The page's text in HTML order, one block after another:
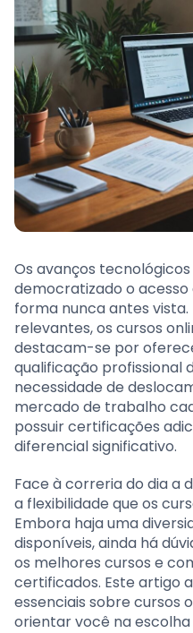
Os avanços
democratizado o
forma nunca antes vista.
relevantes, os cursos
destacam-se por
qualificação profissional
necessidade de
mercado de trabalho
possuir certificações
diferencial significativo.
Face à correria do dia a
a flexibilidade que os
Embora haja uma
disponíveis, ainda há
os melhores cursos e
certificados. Este artigo
essenciais sobre cursos
orientar você na